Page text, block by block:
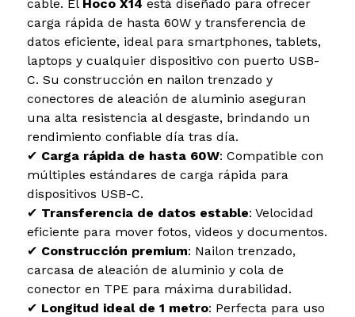
cable. El Hoco X14 está diseñado para ofrecer
carga rápida de hasta 60W y transferencia de
datos eficiente, ideal para smartphones, tablets,
laptops y cualquier dispositivo con puerto USB-
C. Su construcción en nailon trenzado y
conectores de aleación de aluminio aseguran
una alta resistencia al desgaste, brindando un
rendimiento confiable día tras día.
✔ Carga rápida de hasta 60W: Compatible con
múltiples estándares de carga rápida para
dispositivos USB-C.
✔ Transferencia de datos estable: Velocidad
eficiente para mover fotos, videos y documentos.
✔ Construcción premium: Nailon trenzado,
carcasa de aleación de aluminio y cola de
conector en TPE para máxima durabilidad.
✔ Longitud ideal de 1 metro: Perfecta para uso